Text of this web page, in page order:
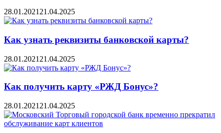
28.01.2021 21.04.2025
Как узнать реквизиты банковской карты?
28.01.2021 21.04.2025
Как получить карту «РЖД Бонус»?
28.01.2021 21.04.2025